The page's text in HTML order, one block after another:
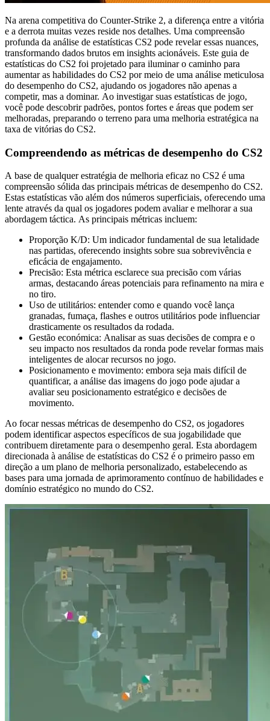
Na arena competitiva do Counter-Strike 2, a diferença entre a vitória
e a derrota muitas vezes reside nos detalhes. Uma compreensão
profunda da análise de estatísticas CS2 pode revelar essas nuances,
transformando dados brutos em insights acionáveis. Este guia de
estatísticas do CS2 foi projetado para iluminar o caminho para
aumentar as habilidades do CS2 por meio de uma análise meticulosa
do desempenho do CS2, ajudando os jogadores não apenas a
competir, mas a dominar. Ao investigar suas estatísticas de jogo,
você pode descobrir padrões, pontos fortes e áreas que podem ser
melhoradas, preparando o terreno para uma melhoria estratégica na
taxa de vitórias do CS2.
Compreendendo as métricas de desempenho do CS2
A base de qualquer estratégia de melhoria eficaz no CS2 é uma
compreensão sólida das principais métricas de desempenho do CS2.
Estas estatísticas vão além dos números superficiais, oferecendo uma
lente através da qual os jogadores podem avaliar e melhorar a sua
abordagem táctica. As principais métricas incluem:
Proporção K/D: Um indicador fundamental de sua letalidade
nas partidas, oferecendo insights sobre sua sobrevivência e
eficácia de engajamento.
Precisão: Esta métrica esclarece sua precisão com várias
armas, destacando áreas potenciais para refinamento na mira e
no tiro.
Uso de utilitários: entender como e quando você lança
granadas, fumaça, flashes e outros utilitários pode influenciar
drasticamente os resultados da rodada.
Gestão económica: Analisar as suas decisões de compra e o
seu impacto nos resultados da ronda pode revelar formas mais
inteligentes de alocar recursos no jogo.
Posicionamento e movimento: embora seja mais difícil de
quantificar, a análise das imagens do jogo pode ajudar a
avaliar seu posicionamento estratégico e decisões de
movimento.
Ao focar nessas métricas de desempenho do CS2, os jogadores
podem identificar aspectos específicos de sua jogabilidade que
contribuem diretamente para o desempenho geral. Esta abordagem
direcionada à análise de estatísticas do CS2 é o primeiro passo em
direção a um plano de melhoria personalizado, estabelecendo as
bases para uma jornada de aprimoramento contínuo de habilidades e
domínio estratégico no mundo do CS2.